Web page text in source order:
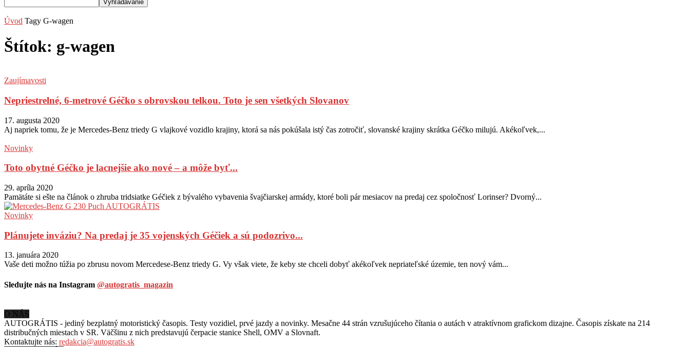
Úvod Tagy G-wagen
Štítok: g-wagen
Zaujímavosti
Nepriestrelné, 6-metrové Géčko s obrovskou telkou. Toto je sen všetkých Slovanov
17. augusta 2020
Aj napriek tomu, že je Mercedes-Benz triedy G vlajkové vozidlo krajiny, ktorá sa nás pokúšala istý čas zotročiť, slovanské krajiny skrátka Géčko milujú. Akékoľvek,...
Novinky
Toto obytné Géčko je lacnejšie ako nové – a môže byť...
29. apríla 2020
Pamätáte si ešte na článok o zhruba tridsiatke Géčiek z bývalého vybavenia švajčiarskej armády, ktoré boli pár mesiacov na predaj cez spoločnosť Lorinser? Dvorný...
Novinky
Plánujete inváziu? Na predaj je 35 vojenských Géčiek a sú podozrivo...
13. januára 2020
Vaše deti možno túžia po zbrusu novom Mercedese-Benz triedy G. Vy však viete, že keby ste chceli dobyť akékoľvek nepriateľské územie, ten nový vám...
Sledujte nás na Instagram @autogratis_magazin
O NÁS
AUTOGRÁTIS - jediný bezplatný motoristický časopis. Testy vozidiel, prvé jazdy a novinky. Mesačne 44 strán vzrušujúceho čítania o autách v atraktívnom grafickom dizajne. Časopis získate na 214
distribučných miestach v SR. Väčšinu z nich predstavujú čerpacie stanice Shell, OMV a Slovnaft.
Kontaktujte nás: redakcia@autogratis.sk